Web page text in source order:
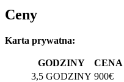
Ceny
Karta prywatna:
GODZINY
CENA
3,5 GODZINY 900€